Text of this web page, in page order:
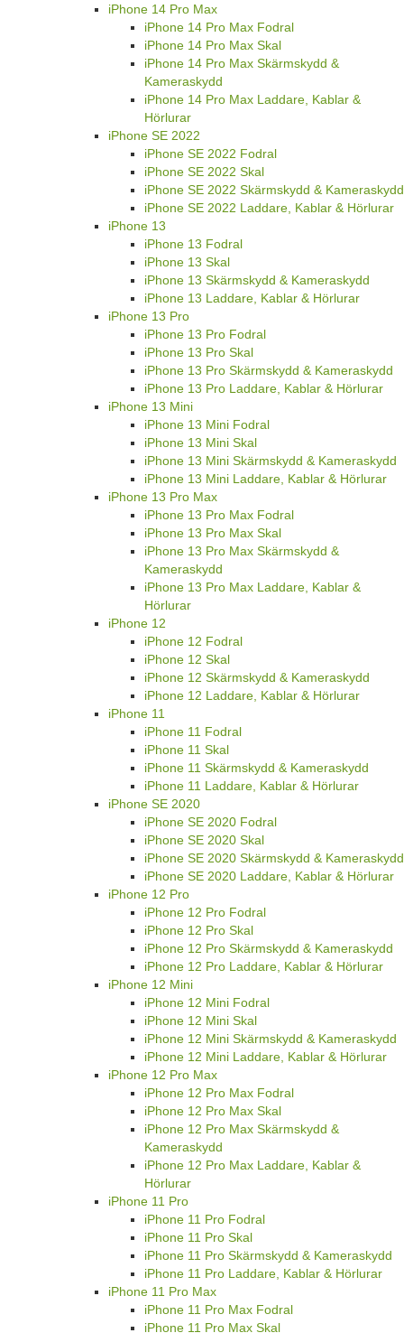
iPhone 14 Pro Max
iPhone 14 Pro Max Fodral
iPhone 14 Pro Max Skal
iPhone 14 Pro Max Skärmskydd &
Kameraskydd
iPhone 14 Pro Max Laddare, Kablar &
Hörlurar
iPhone SE 2022
iPhone SE 2022 Fodral
iPhone SE 2022 Skal
iPhone SE 2022 Skärmskydd & Kameraskydd
iPhone SE 2022 Laddare, Kablar & Hörlurar
iPhone 13
iPhone 13 Fodral
iPhone 13 Skal
iPhone 13 Skärmskydd & Kameraskydd
iPhone 13 Laddare, Kablar & Hörlurar
iPhone 13 Pro
iPhone 13 Pro Fodral
iPhone 13 Pro Skal
iPhone 13 Pro Skärmskydd & Kameraskydd
iPhone 13 Pro Laddare, Kablar & Hörlurar
iPhone 13 Mini
iPhone 13 Mini Fodral
iPhone 13 Mini Skal
iPhone 13 Mini Skärmskydd & Kameraskydd
iPhone 13 Mini Laddare, Kablar & Hörlurar
iPhone 13 Pro Max
iPhone 13 Pro Max Fodral
iPhone 13 Pro Max Skal
iPhone 13 Pro Max Skärmskydd &
Kameraskydd
iPhone 13 Pro Max Laddare, Kablar &
Hörlurar
iPhone 12
iPhone 12 Fodral
iPhone 12 Skal
iPhone 12 Skärmskydd & Kameraskydd
iPhone 12 Laddare, Kablar & Hörlurar
iPhone 11
iPhone 11 Fodral
iPhone 11 Skal
iPhone 11 Skärmskydd & Kameraskydd
iPhone 11 Laddare, Kablar & Hörlurar
iPhone SE 2020
iPhone SE 2020 Fodral
iPhone SE 2020 Skal
iPhone SE 2020 Skärmskydd & Kameraskydd
iPhone SE 2020 Laddare, Kablar & Hörlurar
iPhone 12 Pro
iPhone 12 Pro Fodral
iPhone 12 Pro Skal
iPhone 12 Pro Skärmskydd & Kameraskydd
iPhone 12 Pro Laddare, Kablar & Hörlurar
iPhone 12 Mini
iPhone 12 Mini Fodral
iPhone 12 Mini Skal
iPhone 12 Mini Skärmskydd & Kameraskydd
iPhone 12 Mini Laddare, Kablar & Hörlurar
iPhone 12 Pro Max
iPhone 12 Pro Max Fodral
iPhone 12 Pro Max Skal
iPhone 12 Pro Max Skärmskydd &
Kameraskydd
iPhone 12 Pro Max Laddare, Kablar &
Hörlurar
iPhone 11 Pro
iPhone 11 Pro Fodral
iPhone 11 Pro Skal
iPhone 11 Pro Skärmskydd & Kameraskydd
iPhone 11 Pro Laddare, Kablar & Hörlurar
iPhone 11 Pro Max
iPhone 11 Pro Max Fodral
iPhone 11 Pro Max Skal